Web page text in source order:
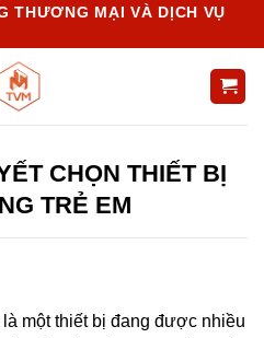
THƯƠNG MẠI VÀ DỊCH VỤ
CHỌN THIẾT BỊ
TRẺ EM
là một thiết bị đang được nhiều